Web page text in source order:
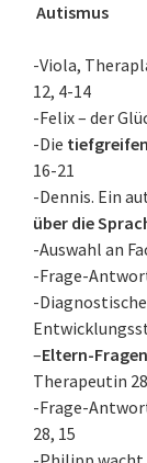
Autismus
-Viola,
12, 4-14
-Felix – der
-Die
16-21
-Dennis. Ein
über die
-Auswahl an
-Frage-
-
–Eltern-
Therapeutin
-Frage-
28, 15